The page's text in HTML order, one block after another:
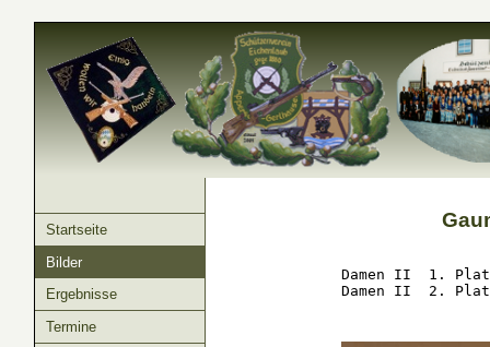
Startseite
Bilder
Ergebnisse
Termine
Damen II  1.
Damen II  2.